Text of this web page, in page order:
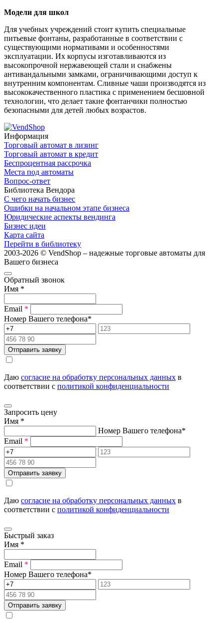
Модели для школ
Для учебных учреждений стоит купить специальные
питьевые фонтаны, разработанные в соответствии с
существующими нормативами и особенностями
эксплуатации. Их корпусы изготавливаются из
высокопрочной нержавеющей стали и снабжены
антивандальными замками, ограничивающими доступ к
внутренним компонентам. Сливные чаши производятся из
высококачественного пластика с применением бесшовной
технологии, что делает такие фонтанчики полностью
безопасными для детей любых возрастов.
Информация
Торговый автомат в лизинг
Торговый автомат в кредит
Беспроцентная рассрочка
Места под автоматы
Вопрос-ответ
Библиотека Вендора
С чего начать бизнес
Ошибки на начальном этапе бизнеса
Юридические аспекты вендинга
Бизнес идеи
Карта сайта
Перейти в библиотеку
2003-2026 © VendShop – надежные торговые автоматы для
Вашего бизнеса
Обратный звонок
Имя *
Email *
Номер Вашего телефона*
Отправить заявку
Даю согласие на обработку персональных данных в
соответствии с политикой конфиденциальности
Запросить цену
Имя *
Номер Вашего телефона*
Email *
Отправить заявку
Даю согласие на обработку персональных данных в
соответствии с политикой конфиденциальности
Быстрый заказ
Имя *
Email *
Номер Вашего телефона*
Отправить заявку